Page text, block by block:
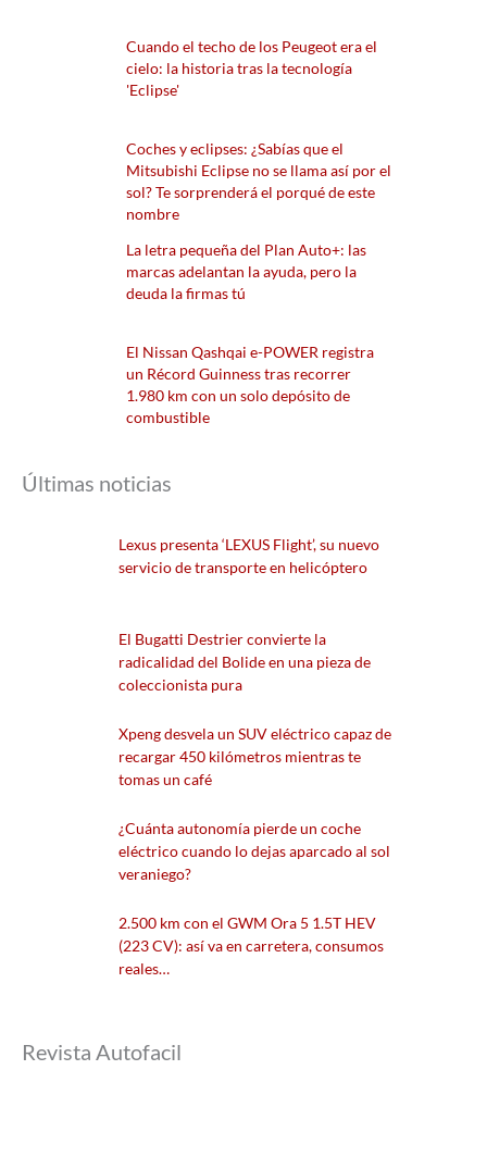
Cuando el techo de los Peugeot era el
cielo: la historia tras la tecnología
'Eclipse'
Coches y eclipses: ¿Sabías que el
Mitsubishi Eclipse no se llama así por el
sol? Te sorprenderá el porqué de este
nombre
La letra pequeña del Plan Auto+: las
marcas adelantan la ayuda, pero la
deuda la firmas tú
El Nissan Qashqai e-POWER registra
un Récord Guinness tras recorrer
1.980 km con un solo depósito de
combustible
Últimas noticias
Lexus presenta ‘LEXUS Flight’, su nuevo
servicio de transporte en helicóptero
El Bugatti Destrier convierte la
radicalidad del Bolide en una pieza de
coleccionista pura
Xpeng desvela un SUV eléctrico capaz de
recargar 450 kilómetros mientras te
tomas un café
¿Cuánta autonomía pierde un coche
eléctrico cuando lo dejas aparcado al sol
veraniego?
2.500 km con el GWM Ora 5 1.5T HEV
(223 CV): así va en carretera, consumos
reales…
Revista Autofacil